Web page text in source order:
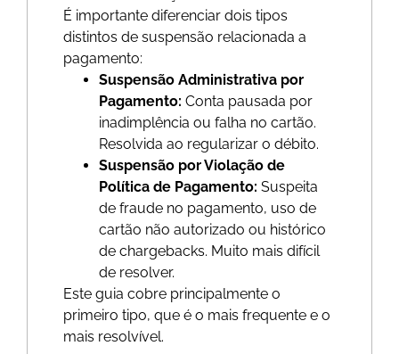
É importante diferenciar dois tipos
distintos de suspensão relacionada a
pagamento:
Suspensão Administrativa por
Pagamento: Conta pausada por
inadimplência ou falha no cartão.
Resolvida ao regularizar o débito.
Suspensão por Violação de
Política de Pagamento: Suspeita
de fraude no pagamento, uso de
cartão não autorizado ou histórico
de chargebacks. Muito mais difícil
de resolver.
Este guia cobre principalmente o
primeiro tipo, que é o mais frequente e o
mais resolvível.